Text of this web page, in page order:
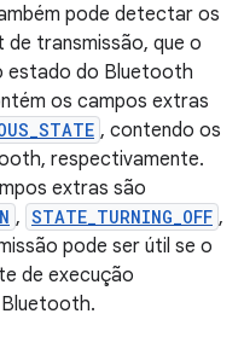
pode detectar os
de transmissão, que o
estado do Bluetooth
os campos extras
, contendo os
respectivamente.
extras são
, STATE_TURNING_OFF ,
pode ser útil se o
de execução